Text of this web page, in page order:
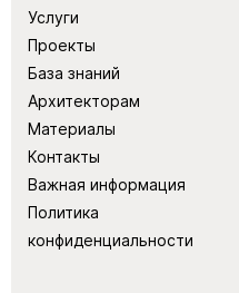
Услуги
Проекты
База знаний
Архитекторам
Материалы
Контакты
Важная информация
Политика
конфиденциальности